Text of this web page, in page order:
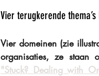
Vier terugkerende
Vier domeinen (zie
organisaties, ze staan
"Stuck? Dealing with